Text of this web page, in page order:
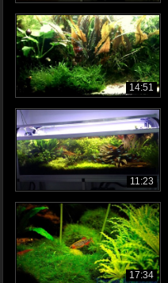
14:51
11:23
17:34